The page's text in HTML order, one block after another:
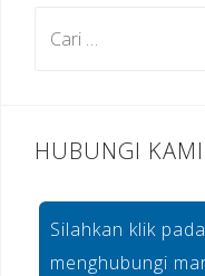
o
HUBUNGI KAMI
Silahkan klik
menghubungi